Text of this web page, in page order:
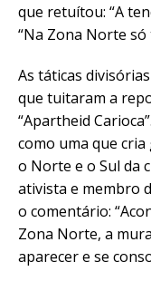
que retuítou: “A
“Na Zona Norte só
As táticas
que tuitaram a
“Apartheid
como uma que
o Norte e o Sul da
ativista e membro
o comentário:
Zona Norte, a
aparecer e se